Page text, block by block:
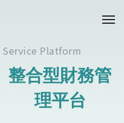
Platform
整合型財務管
理平台